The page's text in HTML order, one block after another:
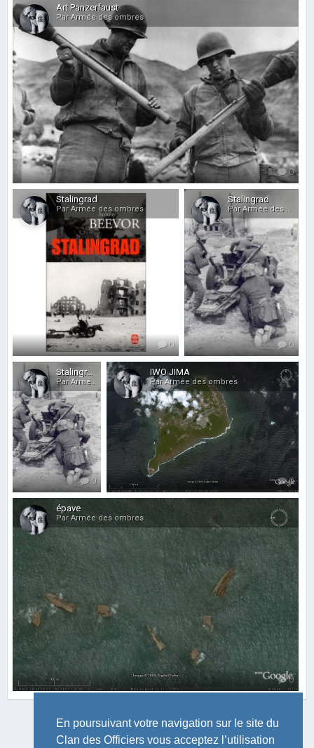
En poursuivant votre navigation sur le site du
Clan des Officiers vous acceptez l’utilisation
Art Panzerfaust
Par Armée des ombres
0
Stalingrad
Par Armée des ombres
0
Stalingrad
Par Armée des ombres
0
Stalingrad ?
Par Armée des ombres
0
IWO JIMA
Par Armée des ombres
0
épave
Par Armée des ombres
0